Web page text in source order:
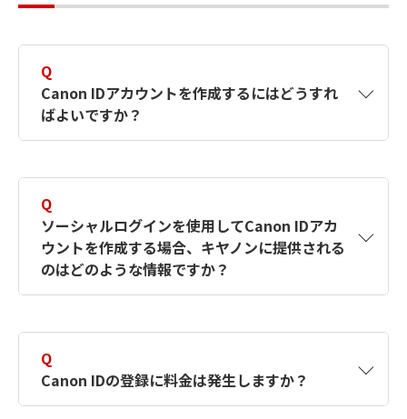
Q
Canon IDアカウントを作成するにはどうすれ
ばよいですか？
す。詳しい作成方法は【カメラ】Canon IDとは
何ですか？Canon IDの作成方法は？をご確認く
ださい。
Q
ソーシャルログインを使用してCanon IDアカ
ウントを作成する場合、キヤノンに提供される
のはどのような情報ですか？
択したサービスから取得します。アカウントを
簡単に作成できるように、この情報を使用して
Canon IDの登録フォームを入力します。
Q
Canon IDの登録に料金は発生しますか？